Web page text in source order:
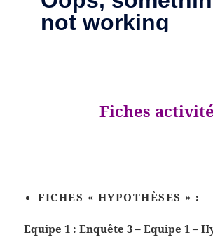
Fiches activité
FICHES « HYPOTHÈSES » :
Equipe 1 :Enquête 3 – Equipe 1 –